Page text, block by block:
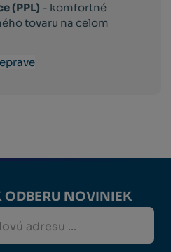
(PPL) - komfortné
tovaru na celom
ODBERU NOVINIEK